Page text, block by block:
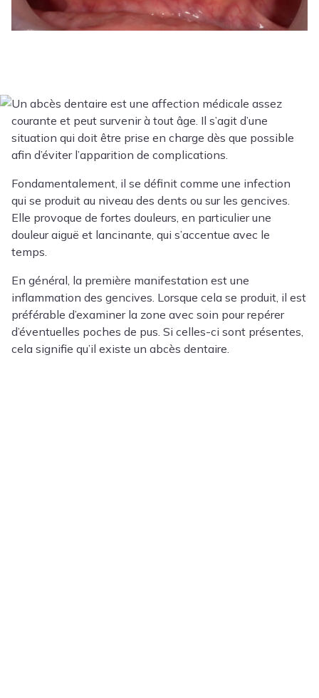
Un abcès dentaire est une affection médicale assez
courante et peut survenir à tout âge. Il s’agit d’une
situation qui doit être prise en charge dès que possible
afin d’éviter l’apparition de complications.
Fondamentalement, il se définit comme une infection
qui se produit au niveau des dents ou sur les gencives.
Elle provoque de fortes douleurs, en particulier une
douleur aiguë et lancinante, qui s’accentue avec le
temps.
En général, la première manifestation est une
inflammation des gencives. Lorsque cela se produit, il est
préférable d’examiner la zone avec soin pour repérer
d’éventuelles poches de pus. Si celles-ci sont présentes,
cela signifie qu’il existe un abcès dentaire.